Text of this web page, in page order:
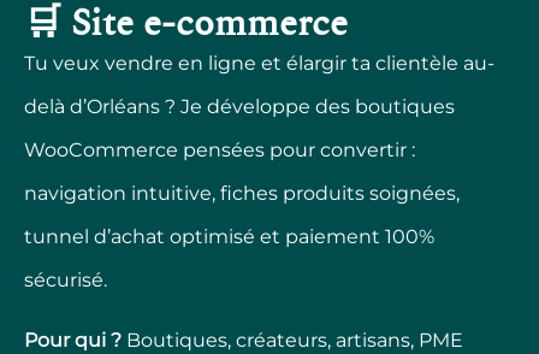
🛒 Site e-commerce
Tu veux vendre en ligne et élargir ta clientèle au-
delà d’Orléans ? Je développe des boutiques
WooCommerce pensées pour convertir :
navigation intuitive, fiches produits soignées,
tunnel d’achat optimisé et paiement 100%
sécurisé.
Pour qui ? Boutiques, créateurs, artisans, PME